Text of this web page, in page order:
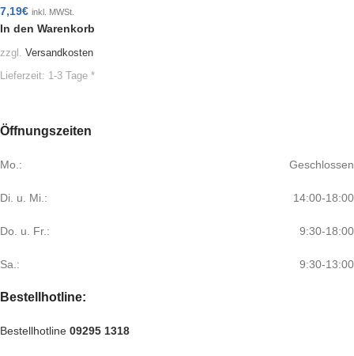
7,19€ inkl. MWSt.
In den Warenkorb
zzgl. Versandkosten
Lieferzeit: 1-3 Tage *
Öffnungszeiten
Mo.: Geschlossen
Di. u. Mi.: 14:00-18:00
Do. u. Fr.: 9:30-18:00
Sa.: 9:30-13:00
Bestellhotline:
Bestellhotline 09295 1318